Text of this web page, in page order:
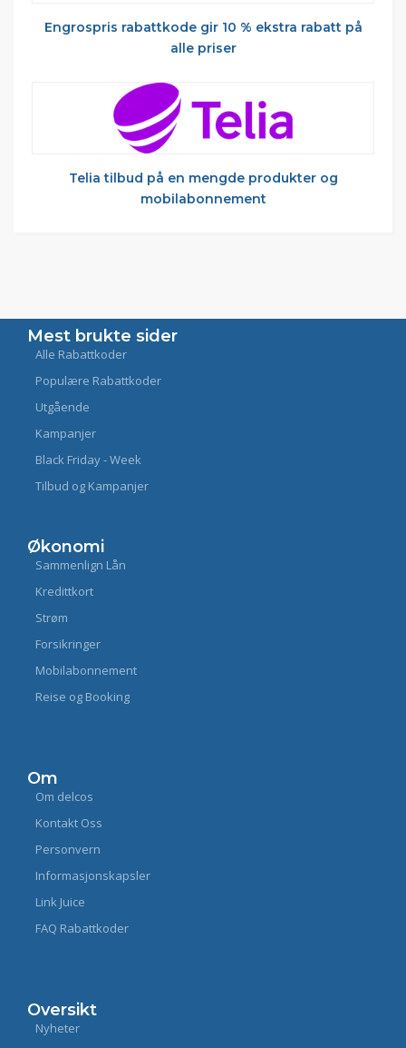
Engrospris rabattkode gir 10 % ekstra rabatt på
alle priser
Telia tilbud på en mengde produkter og
mobilabonnement
Mest brukte sider
Alle Rabattkoder
Populære Rabattkoder
Utgående
Kampanjer
Black Friday - Week
Tilbud og Kampanjer
Økonomi
Sammenlign Lån
Kredittkort
Strøm
Forsikringer
Mobilabonnement
Reise og Booking
Om
Om delcos
Kontakt Oss
Personvern
Informasjonskapsler
Link Juice
FAQ Rabattkoder
Oversikt
Nyheter